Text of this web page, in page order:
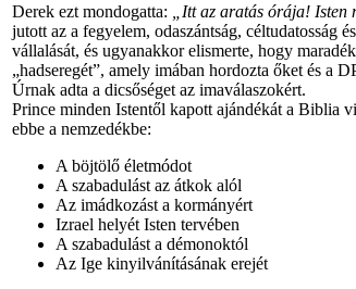
Derek ezt mondogatta: „Itt az aratás órája! Isten
jutott az a fegyelem, odaszántság, céltudatosság
vállalását, és ugyanakkor elismerte, hogy
„hadseregét”, amely imában hordozta őket és a
Úrnak adta a dicsőséget az imaválaszokért.
Prince minden Istentől kapott ajándékát a Biblia
ebbe a nemzedékbe:
A böjtölő életmódot
A szabadulást az átkok alól
Az imádkozást a kormányért
Izrael helyét Isten tervében
A szabadulást a démonoktól
Az Ige kinyilvánításának erejét